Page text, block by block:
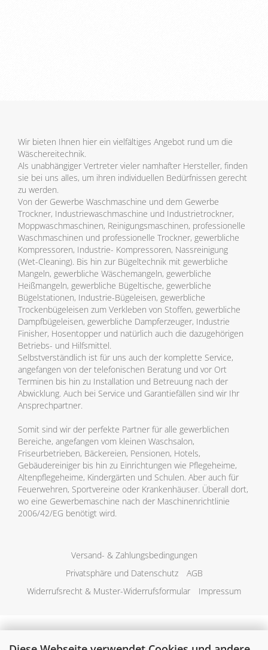
Wir bieten Ihnen hier ein vielfältiges Angebot rund um die
Wäschereitechnik.
Als unabhängiger Vertreter vieler namhafter Hersteller, finden
sie bei uns alles, um ihren individuellen Bedürfnissen gerecht
zu werden.
Von der Gewerbe Waschmaschine und dem Gewerbe
Trockner, Industriewaschmaschine und Industrietrockner,
Moppwaschmaschinen, Reinigungsmaschinen, professionelle
Waschmaschinen und professionelle Trockner, gewerbliche
Kompressoren, Industrie- Kompressoren, Nassreinigung
(Wet-Cleaning). Bis hin zur Bügeltechnik mit gewerbliche
Mangeln, gewerbliche Wäschemangeln, gewerbliche
Heißmangeln, gewerbliche Bügeltische, gewerbliche
Bügelstationen, Industrie-Bügeleisen, gewerbliche
Trockenbügeleisen zum Verkleben von Stoffen, gewerbliche
Dampfbügeleisen, gewerbliche Dampferzeuger, Industrie
Finisher, Hosentopper und natürlich auch die dazugehörigen
Betriebs- und Hilfsmittel.
Selbstverständlich ist für uns auch der komplette Service,
angefangen von der telefonischen Beratung und vor Ort
Terminen bis hin zu Installation und Betreuung nach der
Abwicklung. Auch bei Service und Garantiefällen sind wir Ihr
Ansprechpartner.
Somit sind wir der perfekte Partner für alle gewerblichen
Bereiche, angefangen vom kleinen Waschsalon,
Friseurbetrieben, Bäckereien, Pensionen, Hotels,
Gebäudereiniger bis hin zu Einrichtungen wie Pflegeheime,
Altenpflegeheime, Kindergärten und Schulen. Aber auch für
Feuerwehren, Sportvereine oder Krankenhäuser. Überall dort,
wo eine Gewerbemaschine nach der Maschinenrichtlinie
2006/42/EG benötigt wird.
Versand- & Zahlungsbedingungen
Privatsphäre und Datenschutz
AGB
Widerrufsrecht & Muster-Widerrufsformular
Impressum